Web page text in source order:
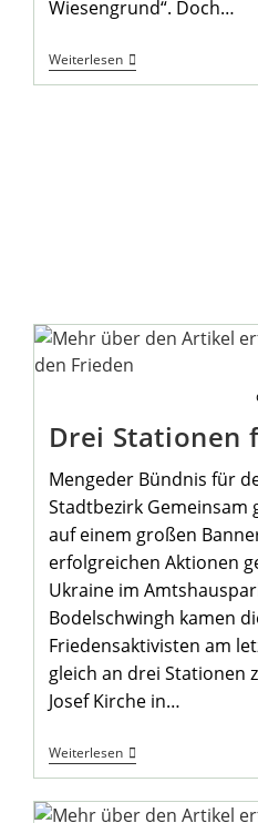
Wiesengrund“. Doch…
WeiterlesenHeimatverein
Auf
Drei Stationen
Mengeder Bündnis für
Stadtbezirk Gemeinsam
auf einem großen
erfolgreichen Aktionen
Ukraine im
Bodelschwingh kamen
Friedensaktivisten am
gleich an drei Stationen
Josef Kirche in…
WeiterlesenDrei
Stationen
Den